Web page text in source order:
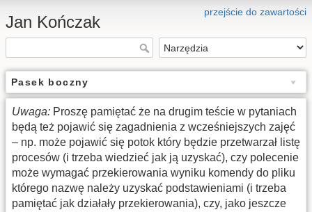
przejście do zawartości
Jan Kończak
Pasek boczny
Uwaga: Proszę pamiętać że na drugim teście w pytaniach
będą też pojawić się zagadnienia z wcześniejszych zajęć
– np. może pojawić się potok który będzie przetwarzał listę
procesów (i trzeba wiedzieć jak ją uzyskać), czy polecenie
może wymagać przekierowania wyniku komendy do pliku
którego nazwę należy uzyskać podstawieniami (i trzeba
pamiętać jak działały przekierowania), czy, jako jeszcze